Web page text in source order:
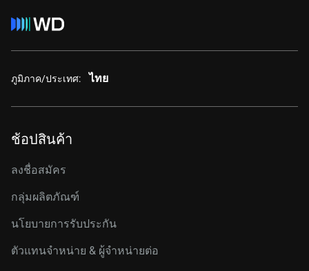
ภูมิภาค/ประเทศ: ไทย
ช้อปสินค้า
ลงชื่อสมัคร
กลุ่มผลิตภัณฑ์
นโยบายการรับประกัน
ตัวแทนจำหน่าย & ผู้จำหน่ายต่อ